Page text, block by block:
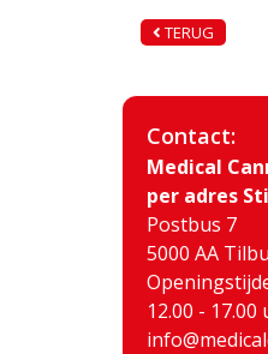
TERUG
Contact:
Medical
per adres
Postbus 7
5000 AA
12.00 - 17.00